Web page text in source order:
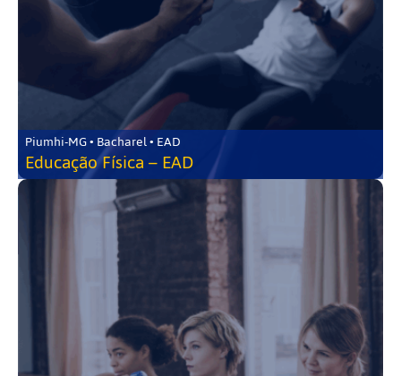
Piumhi-MG • Bacharel • EAD
Educação Física – EAD